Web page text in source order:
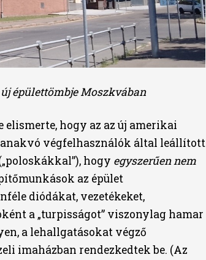
épülettömbje Moszkvában
elismerte, hogy az az új amerikai
végfelhasználók által leállított
hogy egyszerűen nem
az épület
diódákat, vezetékeket,
a „turpisságot” viszonylag hamar
a lehallgatásokat végző
imaházban rendezkedtek be. (Az